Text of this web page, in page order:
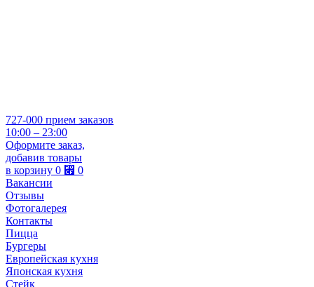
727-000 прием заказов
10:00 – 23:00
Оформите заказ,
добавив товары
в корзину 0 ⃏ 0
Вакансии
Отзывы
Фотогалерея
Контакты
Пицца
Бургеры
Европейская кухня
Японская кухня
Стейк